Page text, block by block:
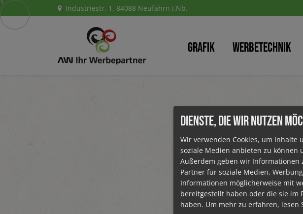
Industriestr. 1, 84088 Neufahrn i.Nb.
Grafik Werbetechnik
Dann schaut euch unsere Jobs
DIENSTE, DIE WIR NUTZEN
Wir verwenden Cookies, um
soziale Medien anbieten zu können
Außerdem geben wir Informationen
Partner für soziale Medien,
Informationen möglicherweise mit
bereitgestellt haben oder die sie im
haben. Um mehr zu erfahren, lesen